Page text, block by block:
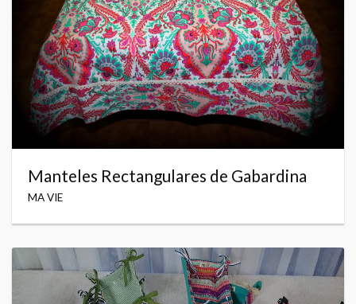
Manteles Rectangulares de Gabardina
MA VIE